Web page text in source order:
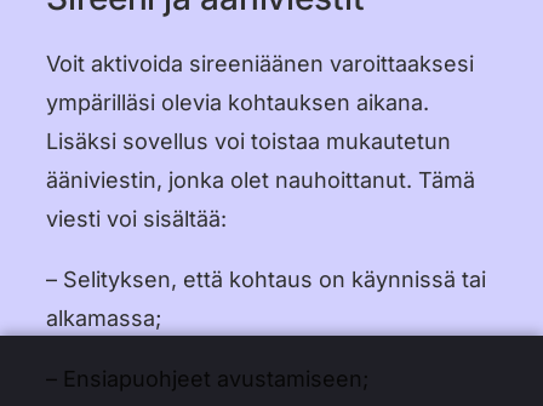
Voit aktivoida sireeniäänen varoittaaksesi
ympärilläsi olevia kohtauksen aikana.
Lisäksi sovellus voi toistaa mukautetun
ääniviestin, jonka olet nauhoittanut. Tämä
viesti voi sisältää:
– Selityksen, että kohtaus on käynnissä tai
alkamassa;
– Ensiapuohjeet avustamiseen;